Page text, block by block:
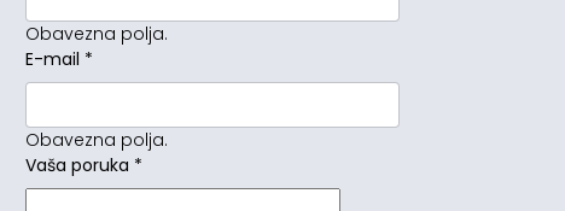
Obavezna polja.
E-mail *
Obavezna polja.
Vaša poruka *